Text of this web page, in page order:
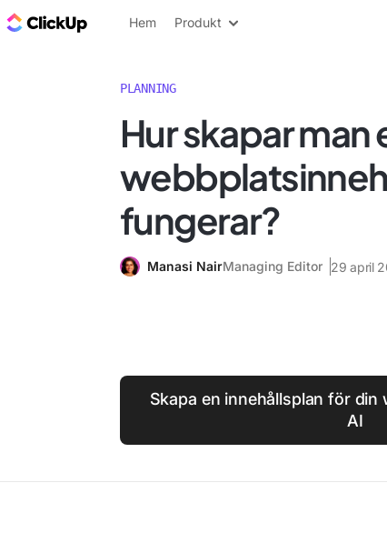
ClickUp-bloggen
Hem Produkt
PLANNING
Hur skapar man
fungerar?
Manasi NairManaging Editor 29 april
Skapa en innehållsplan för din
AI